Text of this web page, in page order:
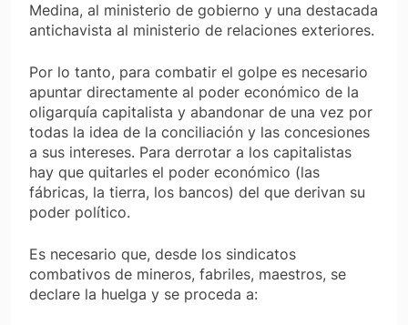
Medina, al ministerio de gobierno y una destacada
antichavista al ministerio de relaciones exteriores.
Por lo tanto, para combatir el golpe es necesario
apuntar directamente al poder económico de la
oligarquía capitalista y abandonar de una vez por
todas la idea de la conciliación y las concesiones
a sus intereses. Para derrotar a los capitalistas
hay que quitarles el poder económico (las
fábricas, la tierra, los bancos) del que derivan su
poder político.
Es necesario que, desde los sindicatos
combativos de mineros, fabriles, maestros, se
declare la huelga y se proceda a: